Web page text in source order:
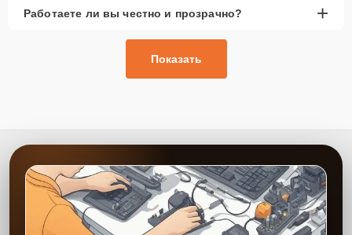
Работаете ли вы честно и прозрачно? +
Показать